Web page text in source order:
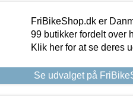
FriBikeShop.dk er
99 butikker fordelt over
Klik her for at se deres
Se udvalget på